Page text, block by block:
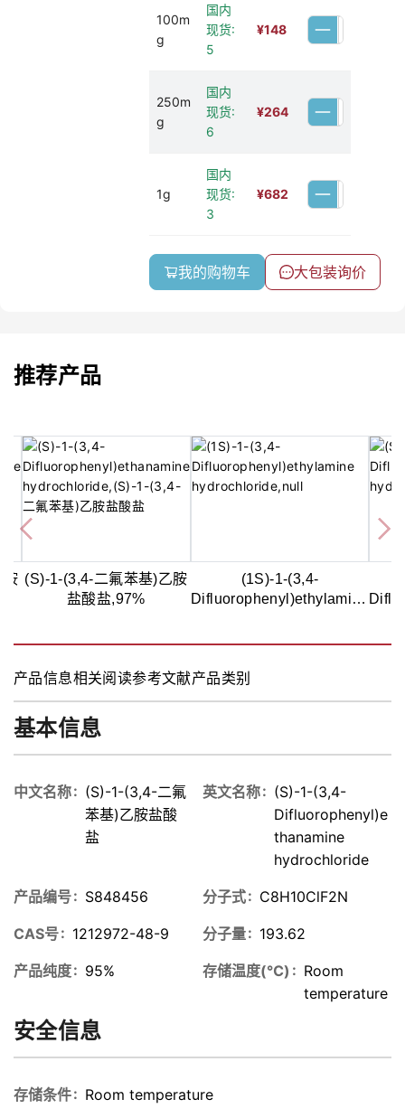
100m
g
国内
现货:
5
¥148
250m
g
国内
现货:
6
¥264
1g
国内
现货:
3
¥682
我的购物车 大包装询价
推荐产品
胺 (S)-1-(3,4-二氟苯基)乙胺
盐酸盐,97%
(1S)-1-(3,4-
Difluorophenyl)ethylamine
产品信息相关阅读参考文献产品类别
基本信息
中文名称
(S)-1-(3,4-二氟
苯基)乙胺盐酸
盐
英文名称
(S)-1-(3,4-
Difluorophenyl)e
thanamine
hydrochloride
产品编号 S848456 分子式 C8H10ClF2N
CAS号 1212972-48-9 分子量 193.62
产品纯度 95% 存储温度(℃)
Room
temperature
安全信息
存储条件 Room temperature